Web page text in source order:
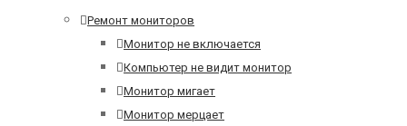
Ремонт мониторов
Монитор не включается
Компьютер не видит монитор
Монитор мигает
Монитор мерцает